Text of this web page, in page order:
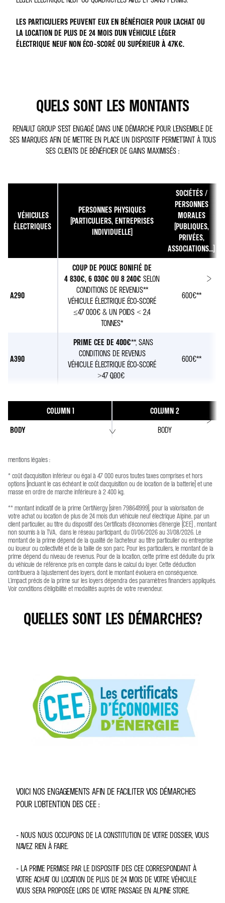
LES PARTICULIERS PEUVENT EUX EN BÉNÉFICIER POUR L'ACHAT OU
LA LOCATION DE PLUS DE 24 MOIS D'UN VÉHICULE LÉGER
ÉLECTRIQUE NEUF NON ÉCO-SCORÉ OU SUPÉRIEUR À 47K€.
QUELS SONT LES MONTANTS
RENAULT GROUP S'EST ENGAGÉ DANS UNE DÉMARCHE POUR L'ENSEMBLE DE
SES MARQUES AFIN DE METTRE EN PLACE UN DISPOSITIF PERMETTANT À TOUS
SES CLIENTS DE BÉNÉFICIER DE GAINS MAXIMISÉS :
VÉHICULES
ÉLECTRIQUES
PERSONNES PHYSIQUES
(PARTICULIERS, ENTREPRISES
INDIVIDUELLE)
SOCIÉTÉS /
PERSONNES
MORALES
(PUBLIQUES,
PRIVÉES,
ASSOCIATIONS...)
A290
COUP DE POUCE BONIFIÉ DE
4 830€, 6 030€ OU 8 240€ SELON
CONDITIONS DE REVENUS**
VÉHICULE ÉLECTRIQUE ÉCO-SCORÉ
≤47 000€ & UN POIDS < 2,4
TONNES*
600€**
A390
PRIME CEE DE 400€**, SANS
CONDITIONS DE REVENUS
VÉHICULE ÉLECTRIQUE ÉCO-SCORÉ
>47 000€
600€**
COLUMN 1
COLUMN 2
BODY
BODY
mentions légales :
* coût d'acquisition inférieur ou égal à 47 000 euros toutes taxes comprises et hors
options (incluant le cas échéant le coût d'acquisition ou de location de la batterie) et une
masse en ordre de marche inférieure à 2 400 kg.
** montant indicatif de la prime CertiNergy (siren 798641999), pour la valorisation de
votre achat ou location de plus de 24 mois d'un véhicule neuf électrique Alpine, par un
client particulier, au titre du dispositif des Certificats d’économies d’énergie (CEE) , montant
non soumis à la TVA, dans le réseau participant, du 01/06/2026 au 31/08/2026. Le
montant de la prime dépend de la qualité de l'acheteur au titre particulier ou entreprise
ou loueur ou collectivité et de la taille de son parc. Pour les particuliers, le montant de la
prime dépend du niveau de revenus. Pour de la location, cette prime est déduite du prix
du véhicule de référence pris en compte dans le calcul du loyer. Cette déduction
contribuera à l'ajustement des loyers, dont le montant évoluera en conséquence.
L'impact précis de la prime sur les loyers dépendra des paramètres financiers appliqués.
Voir conditions d’éligibilité et modalités auprès de votre revendeur.
QUELLES SONT LES DÉMARCHES?
VOICI NOS ENGAGEMENTS AFIN DE FACILITER VOS DÉMARCHES
POUR L'OBTENTION DES CEE :
- NOUS NOUS OCCUPONS DE LA CONSTITUTION DE VOTRE DOSSIER, VOUS
N'AVEZ RIEN À FAIRE.
- LA PRIME PERMISE PAR LE DISPOSITIF DES CEE CORRESPONDANT À
VOTRE ACHAT OU LOCATION DE PLUS DE 24 MOIS DE VOTRE VÉHICULE
VOUS SERA PROPOSÉE LORS DE VOTRE PASSAGE EN ALPINE STORE.